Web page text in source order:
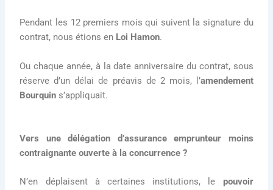
Pendant les 12 premiers mois qui suivent la signature du
contrat, nous étions en Loi Hamon.
Ou chaque année, à la date anniversaire du contrat, sous
réserve d’un délai de préavis de 2 mois, l’amendement
Bourquin s’appliquait.
Vers une délégation d’assurance emprunteur moins
contraignante ouverte à la concurrence ?
N’en déplaisent à certaines institutions, le pouvoir